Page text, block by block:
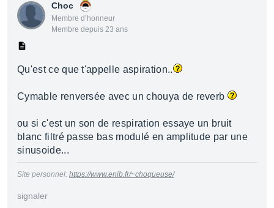
Choc
Membre d’honneur
Membre depuis 23 ans
Qu'est ce que t'appelle aspiration..
Cymable renversée avec un chouya de reverb
ou si c'est un son de respiration essaye un bruit
blanc filtré passe bas modulé en amplitude par une
sinusoide...
Site personnel: https://www.enib.fr/~choqueuse/
signaler